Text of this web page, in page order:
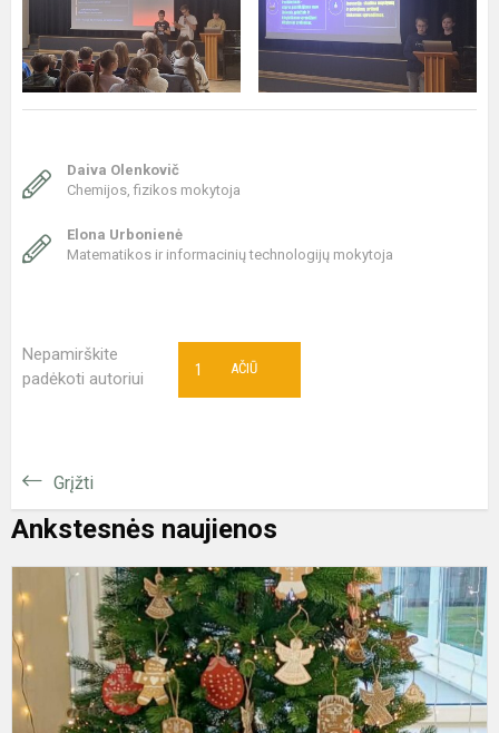
Daiva Olenkovič
Chemijos, fizikos mokytoja
Elona Urbonienė
Matematikos ir informacinių technologijų mokytoja
Nepamirškite
padėkoti autoriui
AČIŪ
1
Grįžti
Ankstesnės naujienos